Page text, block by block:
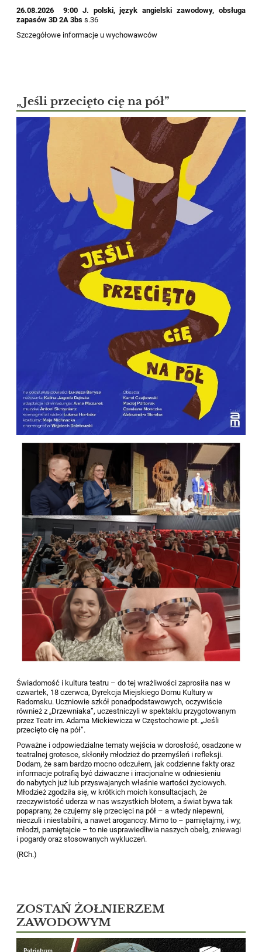
26.08.2026 9:00 J. polski, język angielski zawodowy, obsługa
zapasów3D2A 3bs s.36
​Szczegółowe informacje u wychowawców
„Jeśli przecięto cię na pół”
Świadomość i kultura teatru – do tej wrażliwości zaprosiła nas w
czwartek, 18 czerwca, Dyrekcja Miejskiego Domu Kultury w
Radomsku. Uczniowie szkół ponadpodstawowych, oczywiście
również z „Drzewniaka”, uczestniczyli w spektaklu przygotowanym
przez Teatr im. Adama Mickiewicza w Częstochowie pt. „Jeśli
przecięto cię na pół”.
Poważne i odpowiedzialne tematy wejścia w dorosłość, osadzone w
teatralnej grotesce, skłoniły młodzież do przemyśleń i refleksji.
Dodam, że sam bardzo mocno odczułem, jak codzienne fakty oraz
informacje potrafią być dziwaczne i irracjonalne w odniesieniu
do nabytych już lub przyswajanych właśnie wartości życiowych.
Młodzież zgodziła się, w krótkich moich konsultacjach, że
rzeczywistość uderza w nas wszystkich błotem, a świat bywa tak
popaprany, że czujemy się przecięci na pół – a wtedy niepewni,
nieczuli i niestabilni, a nawet aroganccy. Mimo to – pamiętajmy, i wy,
młodzi, pamiętajcie – to nie usprawiedliwia naszych obelg, zniewagi
i pogardy oraz stosowanych wykluczeń.
(RCh.)
ZOSTAŃ ŻOŁNIERZEM
ZAWODOWYM